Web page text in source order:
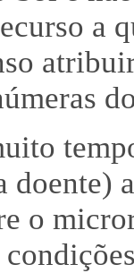
a
doente)
o